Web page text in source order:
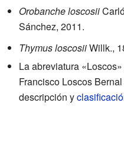
Orobanche loscosii
Sánchez, 2011.
Thymus loscosiiWillk.,
La abreviatura
Francisco Loscos
descripción y